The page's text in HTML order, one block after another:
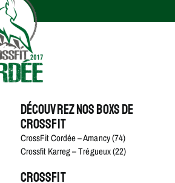
Découvrez nos boxs de
crossfit
CrossFit Cordée – Amancy (74)
Crossfit Karreg – Trégueux (22)
Crossfit